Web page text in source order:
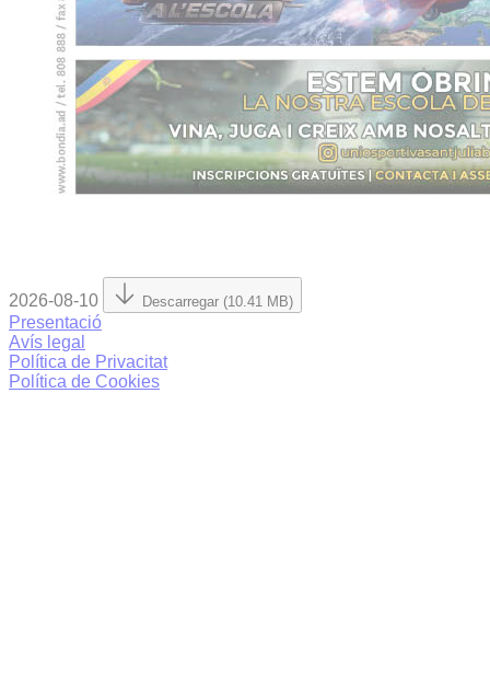
2026-08-10 Descarregar (10.41 MB)
Presentació
Avís legal
Política de Privacitat
Política de Cookies